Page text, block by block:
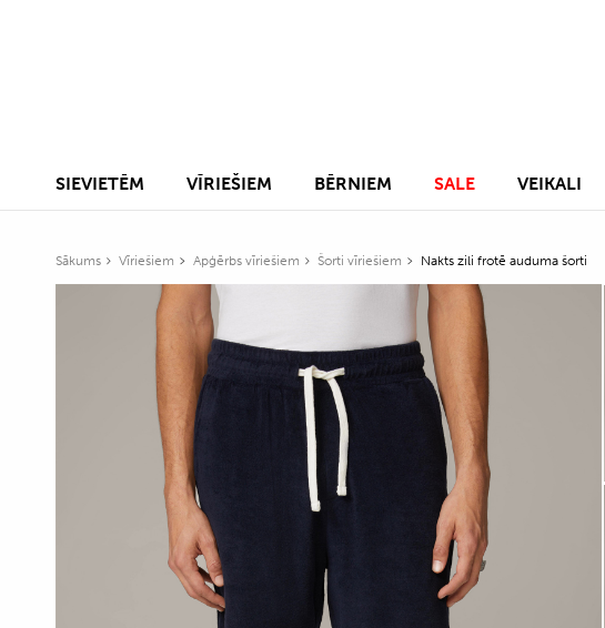
SIEVIETĒM VĪRIEŠIEM BĒRNIEM SALE VEIKALI
Sākums Vīriešiem Apģērbs vīriešiem Šorti vīriešiem Nakts zili frotē auduma šorti